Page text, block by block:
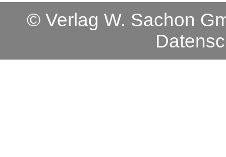
© Verlag W. Sachon